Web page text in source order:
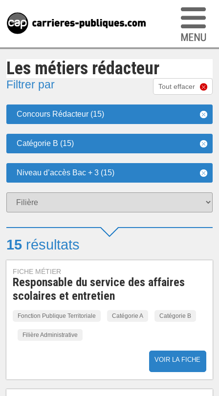
Les métiers rédacteur
Filtrer par Tout effacer
Concours Rédacteur (15)
Catégorie B (15)
Niveau d’accès Bac + 3 (15)
15 résultats
FICHE MÉTIER
Responsable du service des affaires
scolaires et entretien
Fonction Publique Territoriale Catégorie A Catégorie B
Filière Administrative
VOIR LA FICHE